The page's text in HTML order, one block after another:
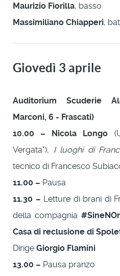
Maurizio Fiorilla, basso
Massimiliano Chiapperi,
Giovedì 3 aprile
Auditorium Scuderie
Marconi, 6 - Frascati)
10.00 – Nicola Longo
Vergata"), I luoghi di
tecnico di Francesco
11.00 – Pausa
11.30 – Letture di brani di
della compagnia
Casa di reclusione di
Dirige Giorgio Flamini
13.00 – Pausa pranzo